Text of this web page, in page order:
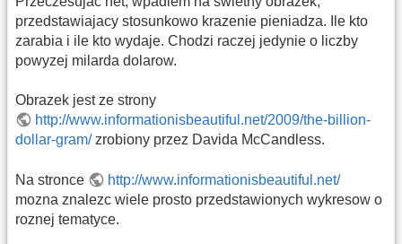
przedstawiajacy stosunkowo krazenie pieniadza. Ile kto
zarabia i ile kto wydaje. Chodzi raczej jedynie o liczby
powyzej milarda dolarow.
Obrazek jest ze strony
http://www.informationisbeautiful.net/2009/the-billion-
dollar-gram/zrobiony przez Davida McCandless.
Na stronce
http://www.informationisbeautiful.net/
mozna znalezc wiele prosto przedstawionych wykresow o
roznej tematyce.